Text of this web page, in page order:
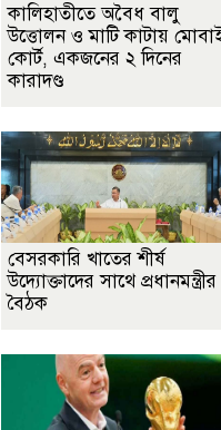
কালিহাতীতে অবৈধ বালু
উত্তোলন ও মাটি কাটায়
কোর্ট, একজনের ২ দিনের
কারাদণ্ড
বেসরকারি খাতের শীর্ষ
উদ্যোক্তাদের সাথে প্রধানমন্ত্রীর
বৈঠক